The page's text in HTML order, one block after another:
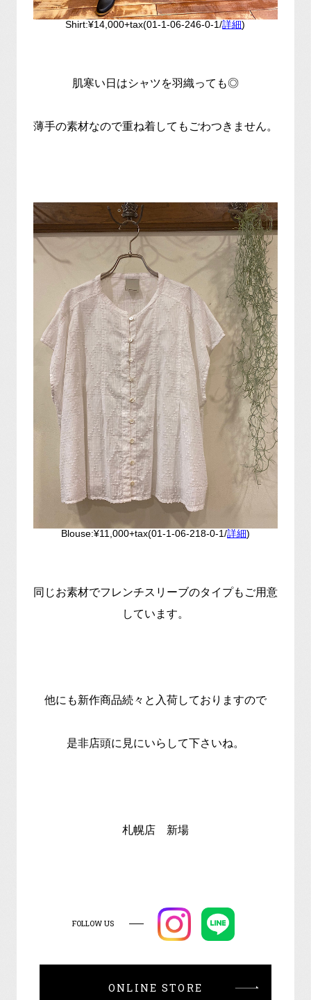
Shirt:¥14,000+tax(01-1-06-246-0-1/詳細)
肌寒い日はシャツを羽織っても◎
薄手の素材なので重ね着してもごわつきません。
Blouse:¥11,000+tax(01-1-06-218-0-1/詳細)
同じお素材でフレンチスリーブのタイプもご用意
しています。
他にも新作商品続々と入荷しておりますので
是非店頭に見にいらして下さいね。
札幌店 新場
FOLLOW US
ONLINE STORE